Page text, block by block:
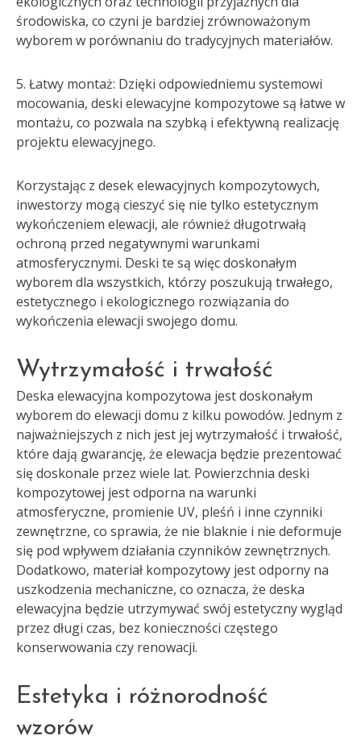
środowiska, co czyni je bardziej zrównoważonym
wyborem w porównaniu do tradycyjnych materiałów.
5. Łatwy montaż: Dzięki odpowiedniemu systemowi
mocowania, deski elewacyjne kompozytowe są łatwe w
montażu, co pozwala na szybką i efektywną realizację
projektu elewacyjnego.
Korzystając z desek elewacyjnych kompozytowych,
inwestorzy mogą cieszyć się nie tylko estetycznym
wykończeniem elewacji, ale również długotrwałą
ochroną przed negatywnymi warunkami
atmosferycznymi. Deski te są więc doskonałym
wyborem dla wszystkich, którzy poszukują trwałego,
estetycznego i ekologicznego rozwiązania do
wykończenia elewacji swojego domu.
Wytrzymałość i trwałość
Deska elewacyjna kompozytowa jest doskonałym
wyborem do elewacji domu z kilku powodów. Jednym z
najważniejszych z nich jest jej wytrzymałość i trwałość,
które dają gwarancję, że elewacja będzie prezentować
się doskonale przez wiele lat. Powierzchnia deski
kompozytowej jest odporna na warunki
atmosferyczne, promienie UV, pleśń i inne czynniki
zewnętrzne, co sprawia, że nie blaknie i nie deformuje
się pod wpływem działania czynników zewnętrznych.
Dodatkowo, materiał kompozytowy jest odporny na
uszkodzenia mechaniczne, co oznacza, że deska
elewacyjna będzie utrzymywać swój estetyczny wygląd
przez długi czas, bez konieczności częstego
konserwowania czy renowacji.
Estetyka i różnorodność
wzorów